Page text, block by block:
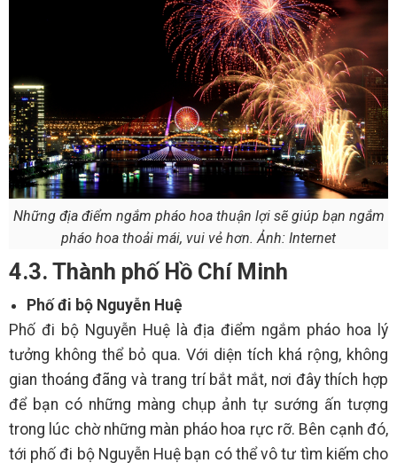
Những địa điểm ngắm pháo hoa thuận lợi sẽ giúp bạn ngắm
pháo hoa thoải mái, vui vẻ hơn. Ảnh: Internet
4.3. Thành phố Hồ Chí Minh
Phố đi bộ Nguyễn Huệ
Phố đi bộ Nguyễn Huệ là địa điểm ngắm pháo hoa lý
tưởng không thể bỏ qua. Với diện tích khá rộng, không
gian thoáng đãng và trang trí bắt mắt, nơi đây thích hợp
để bạn có những màng chụp ảnh tự sướng ấn tượng
trong lúc chờ những màn pháo hoa rực rỡ. Bên cạnh đó,
tới phố đi bộ Nguyễn Huệ bạn có thể vô tư tìm kiếm cho